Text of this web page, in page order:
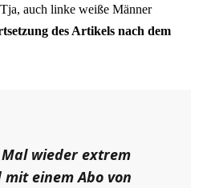
auch linke weiße Männer
des Artikels nach dem
wieder extrem
einem Abo von